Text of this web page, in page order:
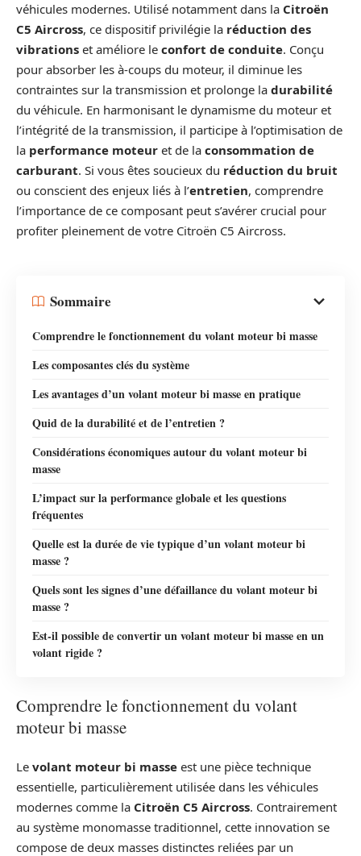
véhicules modernes. Utilisé notamment dans la Citroën
C5 Aircross, ce dispositif privilégie la réduction des
vibrations et améliore le confort de conduite. Conçu
pour absorber les à-coups du moteur, il diminue les
contraintes sur la transmission et prolonge la durabilité
du véhicule. En harmonisant le dynamisme du moteur et
l’intégrité de la transmission, il participe à l’optimisation de
la performance moteur et de la consommation de
carburant. Si vous êtes soucieux du réduction du bruit
ou conscient des enjeux liés à l’entretien, comprendre
l’importance de ce composant peut s’avérer crucial pour
profiter pleinement de votre Citroën C5 Aircross.
Sommaire
Comprendre le fonctionnement du volant moteur bi masse
Les composantes clés du système
Les avantages d’un volant moteur bi masse en pratique
Quid de la durabilité et de l’entretien ?
Considérations économiques autour du volant moteur bi
masse
L’impact sur la performance globale et les questions
fréquentes
Quelle est la durée de vie typique d’un volant moteur bi
masse ?
Quels sont les signes d’une défaillance du volant moteur bi
masse ?
Est-il possible de convertir un volant moteur bi masse en un
volant rigide ?
Comprendre le fonctionnement du volant
moteur bi masse
Le volant moteur bi masse est une pièce technique
essentielle, particulièrement utilisée dans les véhicules
modernes comme la Citroën C5 Aircross. Contrairement
au système monomasse traditionnel, cette innovation se
compose de deux masses distinctes reliées par un